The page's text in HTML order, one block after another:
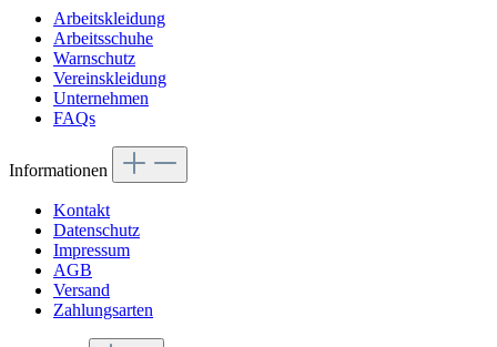
Arbeitskleidung
Arbeitsschuhe
Warnschutz
Vereinskleidung
Unternehmen
FAQs
Informationen
Kontakt
Datenschutz
Impressum
AGB
Versand
Zahlungsarten